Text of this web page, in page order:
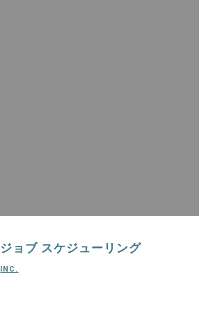
ジョブ スケジューリング
INC.